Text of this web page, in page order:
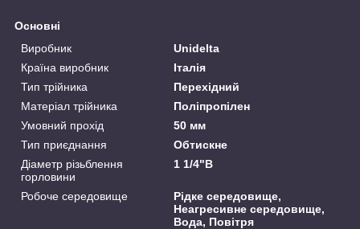
Основні
Виробник
Unidelta
Країна виробник
Італія
Тип трійника
Перехідний
Матеріал трійника
Поліпропілен
Умовний прохід
50 мм
Тип приєднання
Обтискне
Діаметр різьблення
горловини
1 1/4"В
Робоче середовище
Рідке середовище,
Неагресивне середовище,
Вода, Повітря